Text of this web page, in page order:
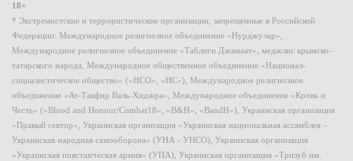
18+
* Экстремистские и террористические организации, запрещенные в Российской
Федерации: Международное религиозное объединение «Нурджулар»,
Международное религиозное объединение «Таблиги Джамаат», меджлис крымско-
татарского народа, Международное общественное объединение «Национал-
социалистическое общество» («НСО», «НС»), Международное религиозное
объединение «Ат-Такфир Валь-Хиджра», Международное объединение «Кровь и
Честь» («Blood and Honour/Combat18», «B&H», «BandH»), Украинская организация
«Правый сектор», Украинская организация «Украинская национальная ассамблея –
Украинская народная самооборона» (УНА - УНСО), Украинская организация
«Украинская повстанческая армия» (УПА), Украинская организация «Тризуб им.